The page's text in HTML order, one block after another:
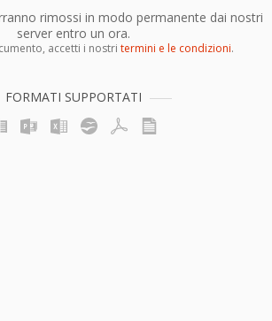
rimossi in modo permanente dai nostri
server entro un ora.
accetti i nostri termini e le condizioni.
FORMATI SUPPORTATI